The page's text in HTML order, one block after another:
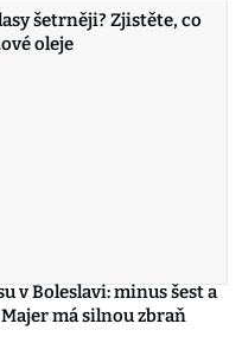
šetrněji? Zjistěte, co
oleje
v Boleslavi: minus šest a
má silnou zbraň